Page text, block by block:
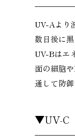
UV-Aより
数日後に
UV-Bはエ
面の細胞
通して防
▼UV-C